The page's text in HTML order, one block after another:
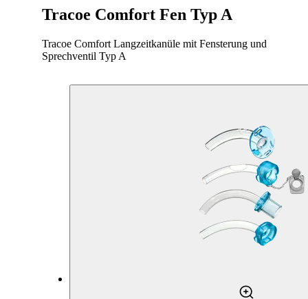
Tracoe Comfort Fen Typ A
Tracoe Comfort Langzeitkanüle mit Fensterung und
Sprechventil Typ A